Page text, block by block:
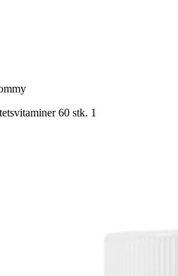
60 stk. 1